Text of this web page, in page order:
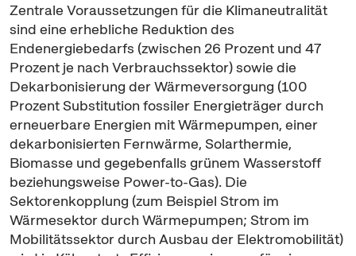
Zentrale Voraussetzungen für die Klimaneutralität
sind eine erhebliche Reduktion des
Endenergiebedarfs (zwischen 26 Prozent und 47
Prozent je nach Verbrauchssektor) sowie die
Dekarbonisierung der Wärmeversorgung (100
Prozent Substitution fossiler Energieträger durch
erneuerbare Energien mit Wärmepumpen, einer
dekarbonisierten Fernwärme, Solarthermie,
Biomasse und gegebenfalls grünem Wasserstoff
beziehungsweise Power-to-Gas). Die
Sektorenkopplung (zum Beispiel Strom im
Wärmesektor durch Wärmepumpen; Strom im
Mobilitätssektor durch Ausbau der Elektromobilität)